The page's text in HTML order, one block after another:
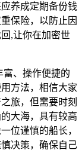
养成定期备份钱
保险，以防止因
,让你在加密世
富、操作便捷的
方法，相信大家
旅，但需要时刻
大海，具有较高
位谨慎的船长，
决策，确保自己